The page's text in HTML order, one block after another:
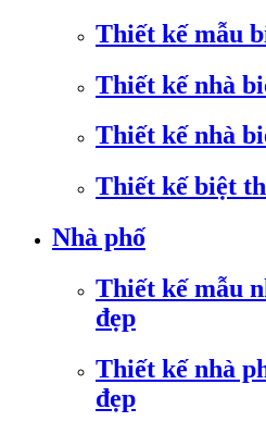
Thiết kế mẫu
Thiết kế nhà
Thiết kế nhà
Thiết kế biệt
Nhà phố
Thiết kế mẫu
đẹp
Thiết kế nhà
đẹp